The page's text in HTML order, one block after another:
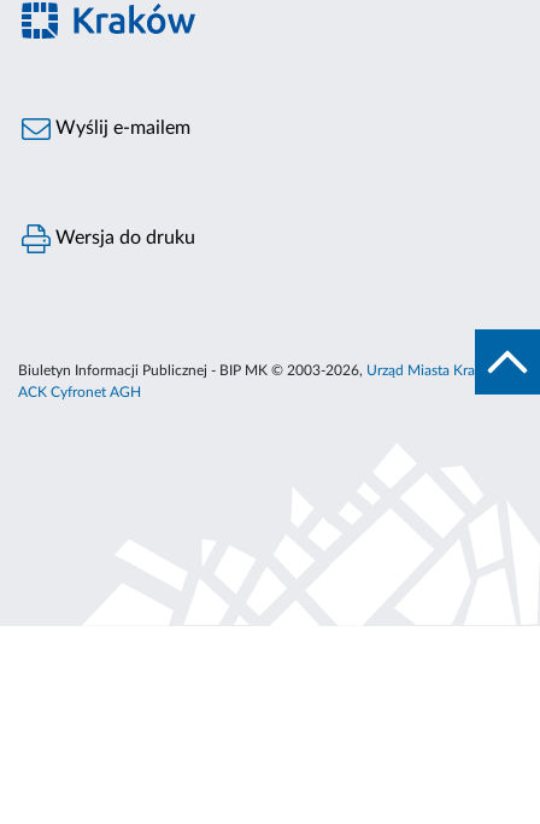
Wyślij e-mailem
Wersja do druku
Biuletyn Informacji Publicznej - BIP MK © 2003-2026, Urząd Miasta Krakowa
ACK Cyfronet AGH